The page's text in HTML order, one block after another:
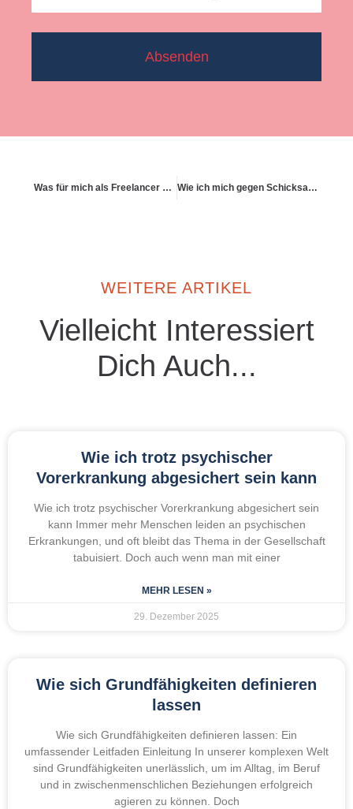
Absenden
Was für mich als Freelancer bei BU wichtig ist Wie ich mich gegen Schicksalsschläge absichern kann
WEITERE ARTIKEL
Vielleicht Interessiert
Dich Auch...
Wie ich trotz psychischer
Vorerkrankung abgesichert sein kann
Wie ich trotz psychischer Vorerkrankung abgesichert sein
kann Immer mehr Menschen leiden an psychischen
Erkrankungen, und oft bleibt das Thema in der Gesellschaft
tabuisiert. Doch auch wenn man mit einer
MEHR LESEN »
29. Dezember 2025
Wie sich Grundfähigkeiten definieren
lassen
Wie sich Grundfähigkeiten definieren lassen: Ein
umfassender Leitfaden Einleitung In unserer komplexen Welt
sind Grundfähigkeiten unerlässlich, um im Alltag, im Beruf
und in zwischenmenschlichen Beziehungen erfolgreich
agieren zu können. Doch